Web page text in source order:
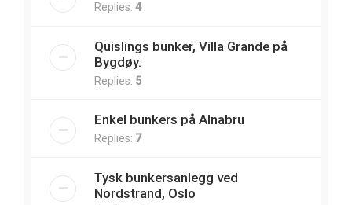
Replies: 4
Quislings bunker, Villa Grande på
Bygdøy.
Replies: 5
Enkel bunkers på Alnabru
Replies: 7
Tysk bunkersanlegg ved
Nordstrand, Oslo